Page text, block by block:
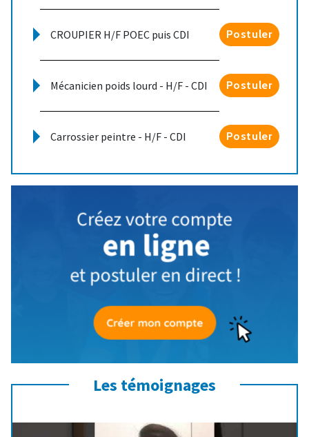
CROUPIER H/F POEC puis CDI Postuler
Mécanicien poids lourd - H/F - CDI Postuler
Carrossier peintre - H/F - CDI Postuler
Les témoignages